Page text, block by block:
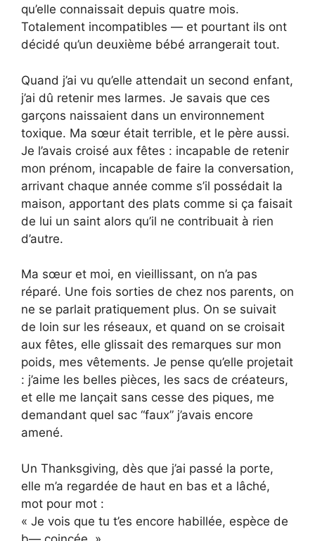
qu’elle connaissait depuis quatre mois.
Totalement incompatibles — et pourtant ils ont
décidé qu’un deuxième bébé arrangerait tout.
Quand j’ai vu qu’elle attendait un second enfant,
j’ai dû retenir mes larmes. Je savais que ces
garçons naissaient dans un environnement
toxique. Ma sœur était terrible, et le père aussi.
Je l’avais croisé aux fêtes : incapable de retenir
mon prénom, incapable de faire la conversation,
arrivant chaque année comme s’il possédait la
maison, apportant des plats comme si ça faisait
de lui un saint alors qu’il ne contribuait à rien
d’autre.
Ma sœur et moi, en vieillissant, on n’a pas
réparé. Une fois sorties de chez nos parents, on
ne se parlait pratiquement plus. On se suivait
de loin sur les réseaux, et quand on se croisait
aux fêtes, elle glissait des remarques sur mon
poids, mes vêtements. Je pense qu’elle projetait
: j’aime les belles pièces, les sacs de créateurs,
et elle me lançait sans cesse des piques, me
demandant quel sac “faux” j’avais encore
amené.
Un Thanksgiving, dès que j’ai passé la porte,
elle m’a regardée de haut en bas et a lâché,
mot pour mot :
« Je vois que tu t’es encore habillée, espèce de